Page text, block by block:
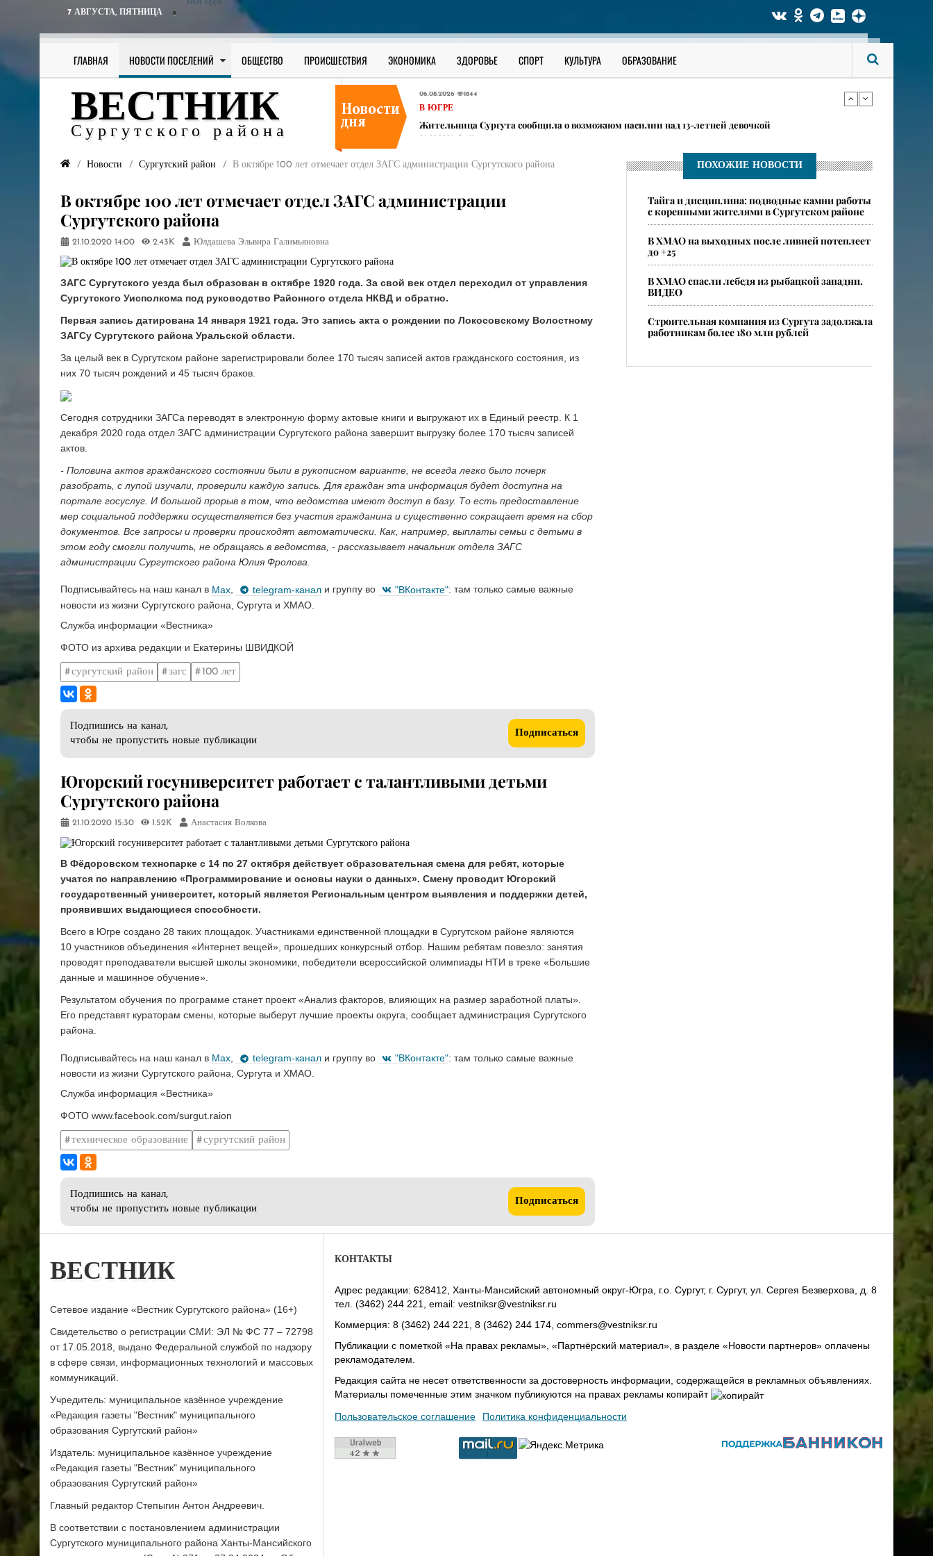
7 АВГУСТА, ПЯТНИЦА
ПОГОДА
ГЛАВНАЯ НОВОСТИ ПОСЕЛЕНИЙ ОБЩЕСТВО ПРОИСШЕСТВИЯ ЭКОНОМИКА ЗДОРОВЬЕ СПОРТ КУЛЬТУРА ОБРАЗОВАНИЕ
ВЕСТНИК
Сургутского района
В ХМАО задержали мигранта, который находился в федеральном розыске за ДТП с тяжкими
последствиями
ОФИЦИАЛЬНО
Как уберечь ребенка от наркотиков: разбор в карточках
06.08.2026 1844
В ЮГРЕ
Жительница Сургута сообщила о возможном насилии над 13-летней девочкой
06.08.2026 461
В ХМАО задержали мигранта, который находился в федеральном розыске за ДТП с тяжкими
ОФИЦИАЛЬНО
Как уберечь ребенка от наркотиков: разбор в карточках
Новости Сургутский район ​В октябре 100 лет отмечает отдел ЗАГС администрации Сургутского района
​В октябре 100 лет отмечает отдел ЗАГС администрации
Сургутского района
21.10.2020 14:00 2.43K Юлдашева Эльвира Галимьяновна
ЗАГС Сургутского уезда был образован в октябре 1920 года. За свой век отдел переходил от управления
Сургутского Уисполкома под руководство Районного отдела НКВД и обратно.
Первая запись датирована 14 января 1921 года. Это запись акта о рождении по Локосовскому Волостному
ЗАГСу Сургутского района Уральской области.
За целый век в Сургутском районе зарегистрировали более 170 тысяч записей актов гражданского состояния, из
них 70 тысяч рождений и 45 тысяч браков.
Сегодня сотрудники ЗАГСа переводят в электронную форму актовые книги и выгружают их в Единый реестр. К 1
декабря 2020 года отдел ЗАГС администрации Сургутского района завершит выгрузку более 170 тысяч записей
актов.
- Половина актов гражданского состоянии были в рукописном варианте, не всегда легко было почерк
разобрать, с лупой изучали, проверили каждую запись. Для граждан эта информация будет доступна на
портале госуслуг. И большой прорыв в том, что ведомства имеют доступ в базу. То есть предоставление
мер социальной поддержки осуществляется без участия гражданина и существенно сокращает время на сбор
документов. Все запросы и проверки происходят автоматически. Как, например, выплаты семьи с детьми в
этом году смогли получить, не обращаясь в ведомства, - рассказывает начальник отдела ЗАГС
администрации Сургутского района Юлия Фролова.
Подписывайтесь на наш канал в Max, telegram-канал и группу во "ВКонтакте": там только самые важные
новости из жизни Сургутского района, Сургута и ХМАО.
Служба информации «Вестника»
ФОТО из архива редакции и Екатерины ШВИДКОЙ
сургутский район загс 100 лет
Подпишись на канал,
чтобы не пропустить новые публикации
Подписаться
​Югорский госуниверситет работает с талантливыми детьми
Сургутского района
21.10.2020 15:30 1.52K Анастасия Волкова
В Фёдоровском технопарке с 14 по 27 октября действует образовательная смена для ребят, которые
учатся по направлению «Программирование и основы науки о данных». Смену проводит Югорский
государственный университет, который является Региональным центром выявления и поддержки детей,
проявивших выдающиеся способности.
Всего в Югре создано 28 таких площадок. Участниками единственной площадки в Сургутском районе являются
10 участников объединения «Интернет вещей», прошедших конкурсный отбор. Нашим ребятам повезло: занятия
проводят преподаватели высшей школы экономики, победители всероссийской олимпиады НТИ в треке «Большие
данные и машинное обучение».
Результатом обучения по программе станет проект «Анализ факторов, влияющих на размер заработной платы».
Его представят кураторам смены, которые выберут лучшие проекты округа, сообщает администрация Сургутского
района.
Подписывайтесь на наш канал в Max telegram-канал и группу во "ВКонтакте": там только самые важные
новости из жизни Сургутского района, Сургута и ХМАО.
Служба информация «Вестника»
ФОТО www.facebook.com/surgut.raion
техническое образование сургутский район
Подпишись на канал,
чтобы не пропустить новые публикации
Подписаться
ПОХОЖИЕ НОВОСТИ
Тайга и дисциплина: подводные камни работы
с коренными жителями в Сургутском районе
​В ХМАО на выходных после ливней потеплеет
до +25
В ХМАО спасли лебедя из рыбацкой западни.
ВИДЕО
​Строительная компания из Сургута задолжала
работникам более 180 млн рублей
ВЕСТНИК
Сетевое издание «Вестник Сургутского района» (16+)
Свидетельство о регистрации СМИ: ЭЛ № ФС 77 – 72798
от 17.05.2018, выдано Федеральной службой по надзору
в сфере связи, информационных технологий и массовых
коммуникаций.
Учредитель: муниципальное казённое учреждение
«Редакция газеты "Вестник" муниципального
образования Сургутский район»
Издатель: муниципальное казённое учреждение
«Редакция газеты "Вестник" муниципального
образования Сургутский район»
Главный редактор Степыгин Антон Андреевич.
В соответствии с постановлением администрации
Сургутского муниципального района Ханты-Мансийского
КОНТАКТЫ
Адрес редакции: 628412, Ханты-Мансийский автономный округ-Югра, г.о. Сургут, г. Сургут, ул. Сергея Безверхова, д. 8
тел. (3462) 244 221, email: vestniksr@vestniksr.ru
Коммерция: 8 (3462) 244 221, 8 (3462) 244 174, commers@vestniksr.ru
Публикации с пометкой «На правах рекламы», «Партнёрский материал», в разделе «Новости партнеров» оплачены
рекламодателем.
Редакция сайта не несет ответственности за достоверность информации, содержащейся в рекламных объявлениях.
Материалы помеченные этим значком публикуются на правах рекламы копирайт
Пользовательское соглашение
Политика конфиденциальности